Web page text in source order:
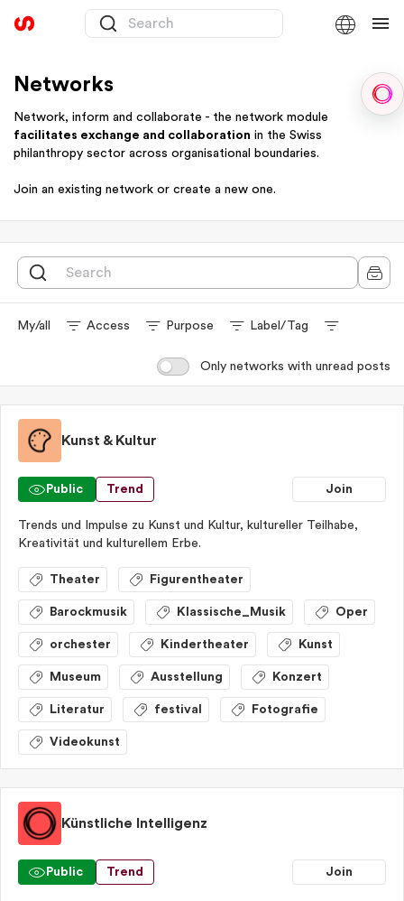
Networks
Network, inform and collaborate - the network module
facilitates exchange and collaboration in the Swiss
philanthropy sector across organisational boundaries.
Join an existing network or create a new one.
My/all Access Purpose Label/Tag
Only networks with unread posts
Kunst & Kultur
Public Trend Join
Trends und Impulse zu Kunst und Kultur, kultureller Teilhabe,
Kreativität und kulturellem Erbe.
Theater Figurentheater
Barockmusik Klassische_Musik Oper
orchester Kindertheater Kunst
Museum Ausstellung Konzert
Literatur festival Fotografie
Videokunst
Künstliche Intelligenz
Public Trend Join